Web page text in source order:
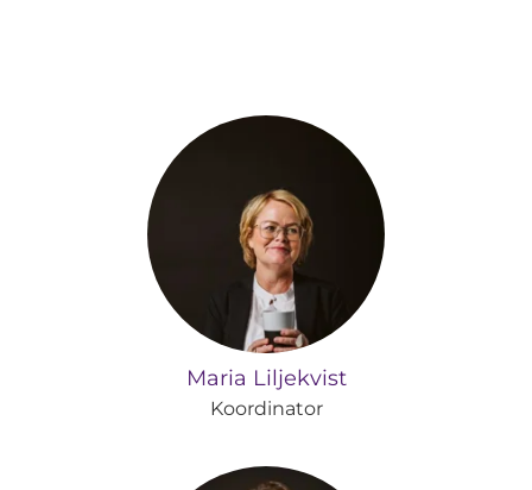
Maria Liljekvist
Koordinator